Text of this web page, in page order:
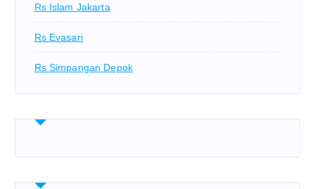
Rs Islam Jakarta
Rs Evasari
Rs Simpangan Depok